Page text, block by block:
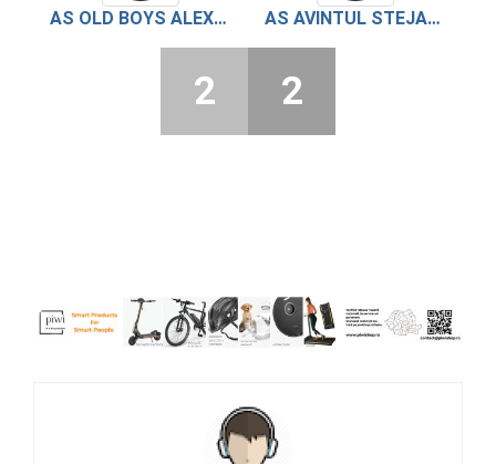
AS OLD BOYS ALEXANDRIA AS AVINTUL STEJARUL
2 2